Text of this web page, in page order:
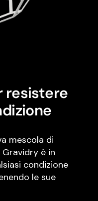
resistere
mescola di
è in
condizione
le sue